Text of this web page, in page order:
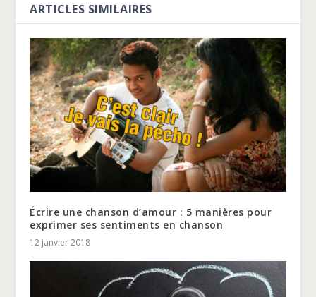
ARTICLES SIMILAIRES
Écrire une chanson d’amour : 5 manières pour
exprimer ses sentiments en chanson
12 janvier 2018